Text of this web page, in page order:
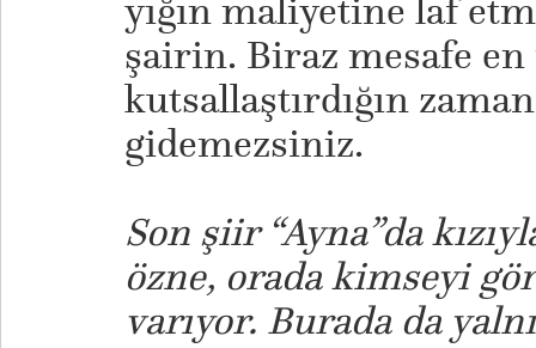
yığın maliyetine laf
şairin. Biraz mesafe
kutsallaştırdığın
gidemezsiniz.
Son şiir “Ayna”da
özne, orada kimseyi
varıyor. Burada da